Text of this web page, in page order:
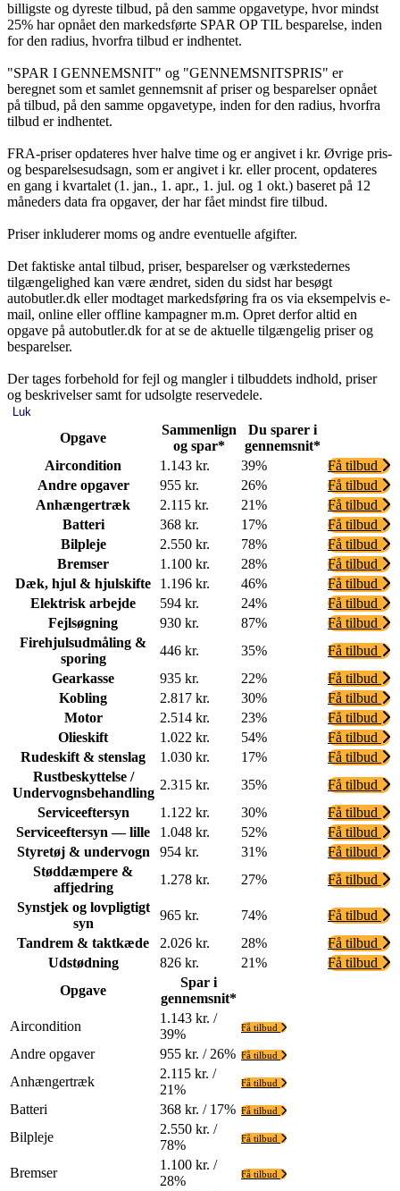
billigste og dyreste tilbud, på den samme opgavetype, hvor mindst
25% har opnået den markedsførte SPAR OP TIL besparelse, inden
for den radius, hvorfra tilbud er indhentet.
"SPAR I GENNEMSNIT" og "GENNEMSNITSPRIS" er
beregnet som et samlet gennemsnit af priser og besparelser opnået
på tilbud, på den samme opgavetype, inden for den radius, hvorfra
tilbud er indhentet.
FRA-priser opdateres hver halve time og er angivet i kr. Øvrige pris-
og besparelsesudsagn, som er angivet i kr. eller procent, opdateres
en gang i kvartalet (1. jan., 1. apr., 1. jul. og 1 okt.) baseret på 12
måneders data fra opgaver, der har fået mindst fire tilbud.
Priser inkluderer moms og andre eventuelle afgifter.
Det faktiske antal tilbud, priser, besparelser og værkstedernes
tilgængelighed kan være ændret, siden du sidst har besøgt
autobutler.dk eller modtaget markedsføring fra os via eksempelvis e-
mail, online eller offline kampagner m.m. Opret derfor altid en
opgave på autobutler.dk for at se de aktuelle tilgængelig priser og
besparelser.
Der tages forbehold for fejl og mangler i tilbuddets indhold, priser
og beskrivelser samt for udsolgte reservedele.
Luk
Opgave
Sammenlign
og spar*
Du sparer i
gennemsnit*
Aircondition
1.143 kr. 39%
Få tilbud
Andre opgaver
955 kr. 26%
Få tilbud
Anhængertræk
2.115 kr. 21%
Få tilbud
Batteri
368 kr. 17%
Få tilbud
Bilpleje
2.550 kr. 78%
Få tilbud
Bremser
1.100 kr. 28%
Få tilbud
Dæk, hjul & hjulskifte
1.196 kr. 46%
Få tilbud
Elektrisk arbejde
594 kr. 24%
Få tilbud
Fejlsøgning
930 kr. 87%
Få tilbud
Firehjulsudmåling &
sporing
446 kr. 35%
Få tilbud
Gearkasse
935 kr. 22%
Få tilbud
Kobling
2.817 kr. 30%
Få tilbud
Motor
2.514 kr. 23%
Få tilbud
Olieskift
1.022 kr. 54%
Få tilbud
Rudeskift & stenslag
1.030 kr. 17%
Få tilbud
Rustbeskyttelse /
Undervognsbehandling
2.315 kr. 35%
Få tilbud
Serviceeftersyn
1.122 kr. 30%
Få tilbud
Serviceeftersyn — lille
1.048 kr. 52%
Få tilbud
Styretøj & undervogn
954 kr. 31%
Få tilbud
Støddæmpere &
affjedring
1.278 kr. 27%
Få tilbud
Synstjek og lovpligtigt
syn
965 kr. 74%
Få tilbud
Tandrem & taktkæde
2.026 kr. 28%
Få tilbud
Udstødning
826 kr. 21%
Få tilbud
Opgave
Spar i
gennemsnit*
Aircondition
1.143 kr. /
39%
Få tilbud
Andre opgaver 955 kr. / 26% Få tilbud
Anhængertræk
2.115 kr. /
21%
Få tilbud
Batteri 368 kr. / 17% Få tilbud
Bilpleje
2.550 kr. /
78%
Få tilbud
Bremser
1.100 kr. /
28%
Få tilbud